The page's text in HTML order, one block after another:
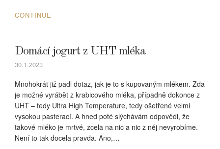
CONTINUE
Domácí jogurt z UHT mléka
30.1.2023
Mnohokrát již padl dotaz, jak je to s kupovaným mlékem. Zda
je možné vyrábět z krabicového mléka, případně dokonce z
UHT – tedy Ultra High Temperature, tedy ošetřené velmi
vysokou pasterací. A hned poté slýchávám odpovědi, že
takové mléko je mrtvé, zcela na nic a nic z něj nevyrobíme.
Není to tak docela pravda. Ano,…